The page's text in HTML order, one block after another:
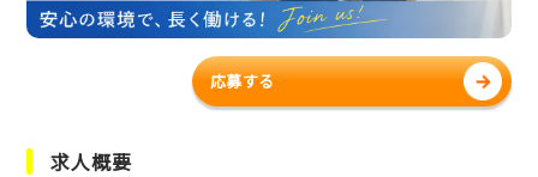
応募する
求人概要